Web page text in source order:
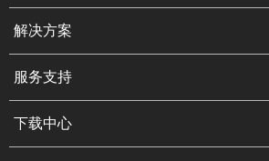
解决方案
服务支持
下载中心